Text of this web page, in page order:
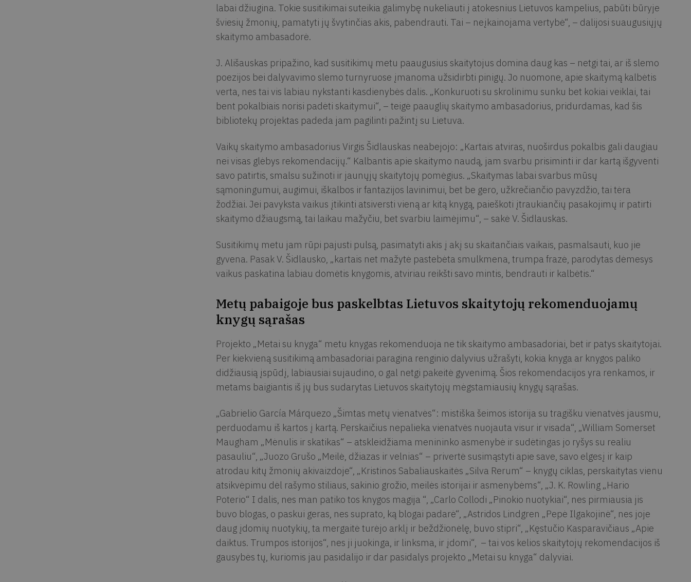
labai džiugina. Tokie susitikimai suteikia galimybę nukeliauti į atokesnius Lietuvos kampelius, pabūti būryje
šviesių žmonių, pamatyti jų švytinčias akis, pabendrauti. Tai – neįkainojama vertybė“, – dalijosi suaugusiųjų
skaitymo ambasadorė.
J. Ališauskas pripažino, kad susitikimų metu paaugusius skaitytojus domina daug kas – netgi tai, ar iš slemo
poezijos bei dalyvavimo slemo turnyruose įmanoma užsidirbti pinigų. Jo nuomone, apie skaitymą kalbėtis
verta, nes tai vis labiau nykstanti kasdienybės dalis. „Konkuruoti su skrolinimu sunku bet kokiai veiklai, tai
bent pokalbiais norisi padėti skaitymui“, – teigė paauglių skaitymo ambasadorius, pridurdamas, kad šis
bibliotekų projektas padeda jam pagilinti pažintį su Lietuva.
Vaikų skaitymo ambasadorius Virgis Šidlauskas neabejojo: „Kartais atviras, nuoširdus pokalbis gali daugiau
nei visas glėbys rekomendacijų.“ Kalbantis apie skaitymo naudą, jam svarbu prisiminti ir dar kartą išgyventi
savo patirtis, smalsu sužinoti ir jaunųjų skaitytojų pomėgius. „Skaitymas labai svarbus mūsų
sąmoningumui, augimui, iškalbos ir fantazijos lavinimui, bet be gero, užkrečiančio pavyzdžio, tai tėra
žodžiai. Jei pavyksta vaikus įtikinti atsiversti vieną ar kitą knygą, paieškoti įtraukiančių pasakojimų ir patirti
skaitymo džiaugsmą, tai laikau mažyčiu, bet svarbiu laimėjimu“, – sakė V. Šidlauskas.
Susitikimų metu jam rūpi pajusti pulsą, pasimatyti akis į akį su skaitančiais vaikais, pasmalsauti, kuo jie
gyvena. Pasak V. Šidlausko, „kartais net mažytė pastebėta smulkmena, trumpa frazė, parodytas dėmesys
vaikus paskatina labiau domėtis knygomis, atviriau reikšti savo mintis, bendrauti ir kalbėtis.“
Metų pabaigoje bus paskelbtas Lietuvos skaitytojų rekomenduojamų
knygų sąrašas
Projekto „Metai su knyga“ metu knygas rekomenduoja ne tik skaitymo ambasadoriai, bet ir patys skaitytojai.
Per kiekvieną susitikimą ambasadoriai paragina renginio dalyvius užrašyti, kokia knyga ar knygos paliko
didžiausią įspūdį, labiausiai sujaudino, o gal netgi pakeitė gyvenimą. Šios rekomendacijos yra renkamos, ir
metams baigiantis iš jų bus sudarytas Lietuvos skaitytojų mėgstamiausių knygų sąrašas.
„Gabrielio García Márquezo „Šimtas metų vienatvės“: mistiška šeimos istorija su tragišku vienatvės jausmu,
perduodamu iš kartos į kartą. Perskaičius nepalieka vienatvės nuojauta visur ir visada“, „William Somerset
Maugham „Mėnulis ir skatikas“ – atskleidžiama menininko asmenybė ir sudėtingas jo ryšys su realiu
pasauliu“, „Juozo Grušo „Meilė, džiazas ir velnias“ – privertė susimąstyti apie save, savo elgesį ir kaip
atrodau kitų žmonių akivaizdoje“, „Kristinos Sabaliauskaitės „Silva Rerum“ – knygų ciklas, perskaitytas vienu
atsikvėpimu dėl rašymo stiliaus, sakinio grožio, meilės istorijai ir asmenybėms“, „J. K. Rowling „Hario
Poterio“ I dalis, nes man patiko tos knygos magija “, „Carlo Collodi „Pinokio nuotykiai“, nes pirmiausia jis
buvo blogas, o paskui geras, nes suprato, ką blogai padarė“, „Astridos Lindgren „Pepė Ilgakojinė“, nes joje
daug įdomių nuotykių, ta mergaitė turėjo arklį ir beždžionėlę, buvo stipri“, „Kęstučio Kasparavičiaus „Apie
daiktus. Trumpos istorijos“, nes ji juokinga, ir linksma, ir įdomi“, – tai vos kelios skaitytojų rekomendacijos iš
gausybės tų, kuriomis jau pasidalijo ir dar pasidalys projekto „Metai su knyga“ dalyviai.